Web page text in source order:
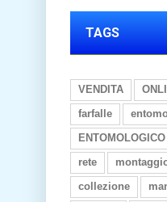
TAGS
VENDITA
farfalle
ENTOMOLOGICO
rete
collezione